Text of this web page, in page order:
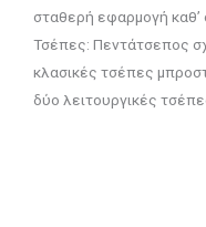
σταθερή εφαρμογή καθ’
Τσέπες: Πεντάτσεπος
κλασικές τσέπες
δύο λειτουργικές